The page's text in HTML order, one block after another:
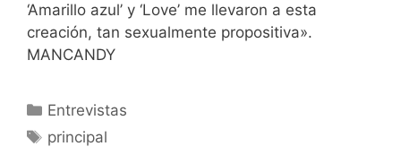
‘Amarillo azul’ y ‘Love’ me llevaron a esta
creación, tan sexualmente propositiva».
MANCANDY
Entrevistas
principal